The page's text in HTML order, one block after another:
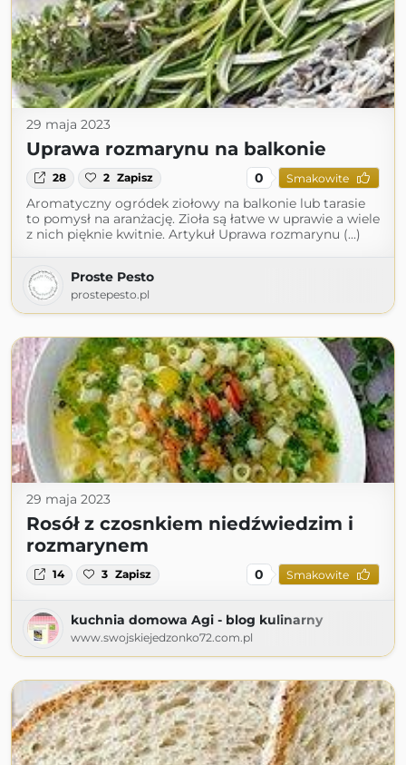
29 maja 2023
Uprawa rozmarynu na balkonie
28 2 Zapisz 0 Smakowite
Aromatyczny ogródek ziołowy na balkonie lub tarasie
to pomysł na aranżację. Zioła są łatwe w uprawie a wiele
z nich pięknie kwitnie. Artykuł Uprawa rozmarynu (...)
Proste Pesto
prostepesto.pl
29 maja 2023
Rosół z czosnkiem niedźwiedzim i
rozmarynem
14 3 Zapisz 0 Smakowite
kuchnia domowa Agi - blog kulinarny
www.swojskiejedzonko72.com.pl